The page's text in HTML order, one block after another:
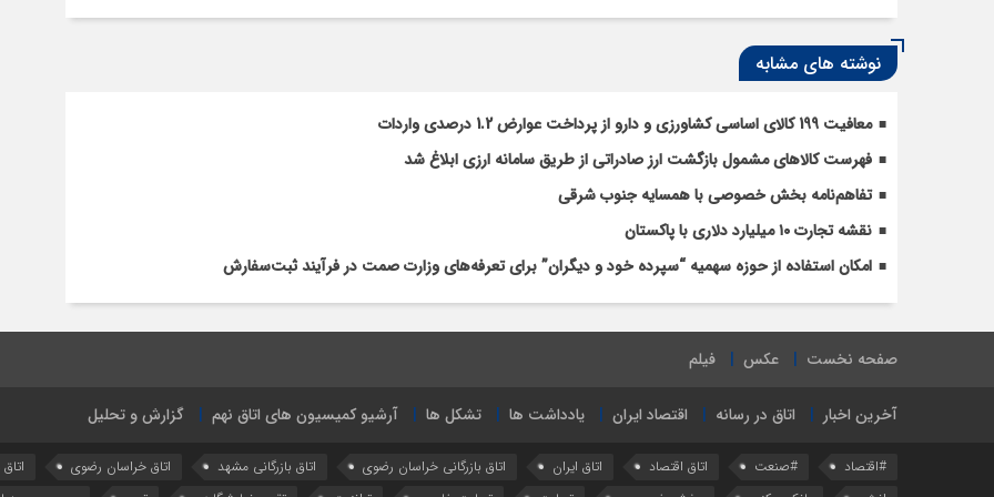
نوشته های مشابه
معافیت 199 کالای اساسی کشاورزی و دارو از پرداخت عوارض 1.2 درصدی واردات
فهرست کالاهای مشمول بازگشت ارز صادراتی از طریق سامانه ارزی ابلاغ شد
تفاهم‌نامه بخش خصوصی با همسایه جنوب شرقی
نقشه تجارت ۱۰‌ میلیارد دلاری با پاکستان
امکان استفاده از حوزه سهمیه “سپرده خود و دیگران” برای تعرفه‌های وزارت صمت در فرآیند ثبت‌سفارش
صفحه نخست عکس فیلم
آخرین اخبار اتاق در رسانه اقتصاد ایران یادداشت ها تشکل ها آرشیو کمیسیون های اتاق نهم گزارش و تحلیل
#اقتصاد #صنعت اتاق اقتصاد اتاق ایران اتاق بازرگانی خراسان رضوی اتاق بازرگانی مشهد اتاق خراسان رضوی